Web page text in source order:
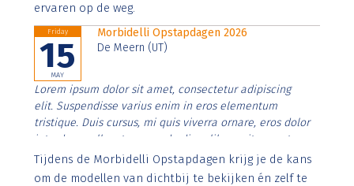
ervaren op de weg.
Friday
15
MAY
Morbidelli Opstapdagen 2026
De Meern (UT)
Lorem ipsum dolor sit amet, consectetur adipiscing
elit. Suspendisse varius enim in eros elementum
tristique. Duis cursus, mi quis viverra ornare, eros dolor
interdum nulla, ut commodo diam libero vitae erat.
Aenean faucibus nibh et justo cursus id rutrum lorem
imperdiet. Nunc ut sem vitae risus tristique posuere.
Tijdens de Morbidelli Opstapdagen krijg je de kans
om de modellen van dichtbij te bekijken én zelf te